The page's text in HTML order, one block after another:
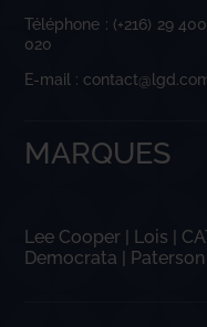
Téléphone : (+216) 29
020
E-mail :
MARQUES
Lee Cooper Lois
Democrata
Paterson